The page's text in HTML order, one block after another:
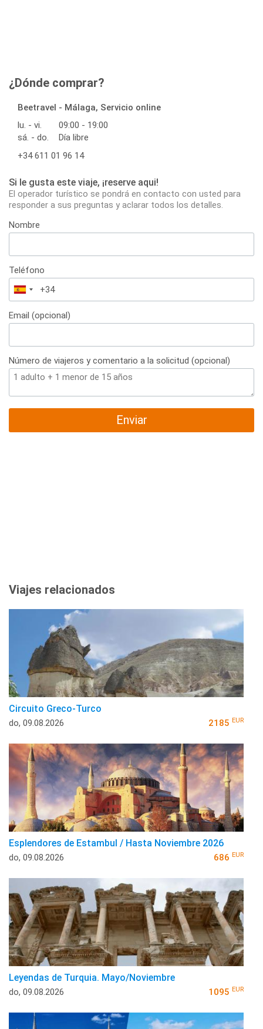
¿Dónde comprar?
Beetravel - Málaga, Servicio online
lu. - vi.
09:00 - 19:00
sá. - do.
Día libre
+34 611 01 96 14
Si le gusta este viaje, ¡reserve aqui!
El operador turístico se pondrá en contacto con usted para
responder a sus preguntas y aclarar todos los detalles.
Nombre
Teléfono
España
+34
Email (opcional)
Número de viajeros y comentario a la solicitud (opcional)
Enviar
Viajes relacionados
Circuito Greco-Turco
do, 09.08.2026 2185 EUR
Esplendores de Estambul / Hasta Noviembre 2026
do, 09.08.2026 686 EUR
Leyendas de Turquia. Mayo/Noviembre
do, 09.08.2026 1095 EUR